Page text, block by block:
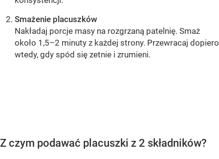
Smażenie placuszków
Nakładaj porcje masy na rozgrzaną patelnię. Smaż
około 1,5–2 minuty z każdej strony. Przewracaj dopiero
wtedy, gdy spód się zetnie i zrumieni.
Z czym podawać placuszki z 2 składników?